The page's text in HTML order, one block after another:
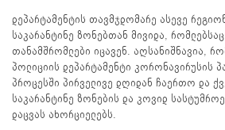
დეპარტამენტის თავმჯდომარე ასევე
საკარანტინე ზონებთან მივიდა,
თანამშრომლები იცავენ. აღსანიშნავია,
პოლიციის დეპარტამენტი კორონავირუსის
პროცესში პირველივე დღიდან ჩაერთო და
საკარანტინე ზონების და კოვიდ
დაცვას ახორციელებს.